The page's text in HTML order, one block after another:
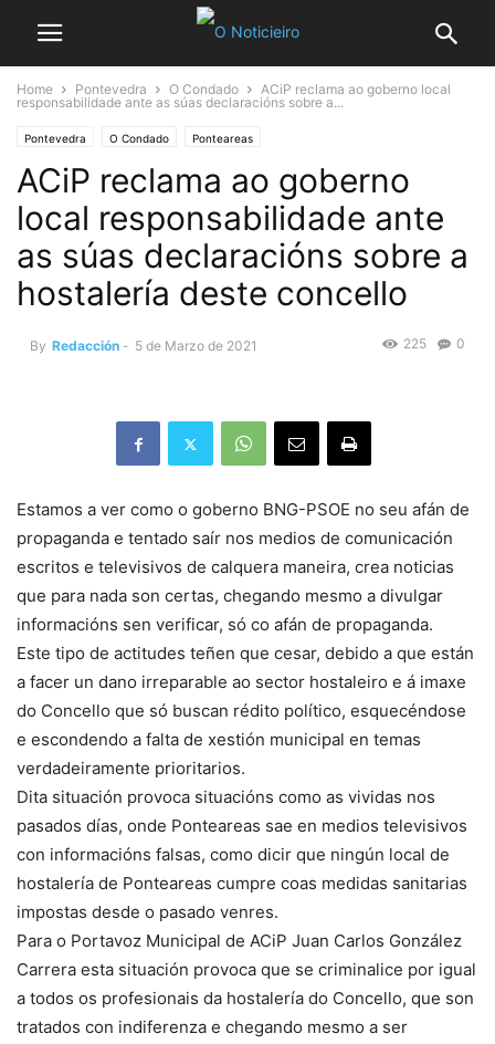
Home Pontevedra O Condado
ACiP reclama ao goberno local
responsabilidade ante as súas declaracións sobre a...
Pontevedra O Condado Ponteareas
ACiP reclama ao goberno
local responsabilidade ante
as súas declaracións sobre a
hostalería deste concello
By Redacción - 5 de Marzo de 2021 0
225
Estamos a ver como o goberno BNG-PSOE no seu afán de
propaganda e tentado saír nos medios de comunicación
escritos e televisivos de calquera maneira, crea noticias
que para nada son certas, chegando mesmo a divulgar
informacións sen verificar, só co afán de propaganda.
Este tipo de actitudes teñen que cesar, debido a que están
a facer un dano irreparable ao sector hostaleiro e á imaxe
do Concello que só buscan rédito político, esquecéndose
e escondendo a falta de xestión municipal en temas
verdadeiramente prioritarios.
Dita situación provoca situacións como as vividas nos
pasados días, onde Ponteareas sae en medios televisivos
con informacións falsas, como dicir que ningún local de
hostalería de Ponteareas cumpre coas medidas sanitarias
impostas desde o pasado venres.
Para o Portavoz Municipal de ACiP Juan Carlos González
Carrera esta situación provoca que se criminalice por igual
a todos os profesionais da hostalería do Concello, que son
tratados con indiferenza e chegando mesmo a ser